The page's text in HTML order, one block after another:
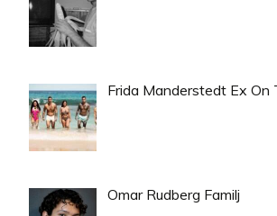
Frida Manderstedt Ex On
Omar Rudberg Familj